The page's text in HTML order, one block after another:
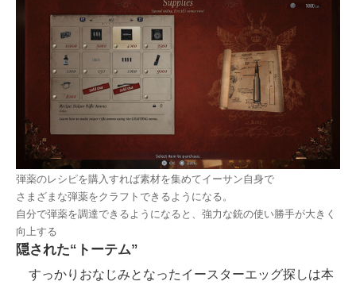
弾薬のレシピを購入すれば素材を集めてイーサン自身で
さまざまな弾薬をクラフトできるようになる。
自分で弾薬を調達できるようになると、強力な銃の使い勝手が大きく
向上する
隠された“トーテム”
すっかりおなじみとなったイースターエッグ探しは本